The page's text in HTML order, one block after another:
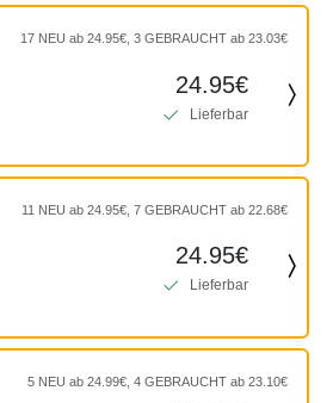
24.95€
Lieferbar
17 NEU ab 24.95€, 3 GEBRAUCHT ab 23.03€
24.95€
Lieferbar
11 NEU ab 24.95€, 7 GEBRAUCHT ab 22.68€
5 NEU ab 24.99€, 4 GEBRAUCHT ab 23.10€